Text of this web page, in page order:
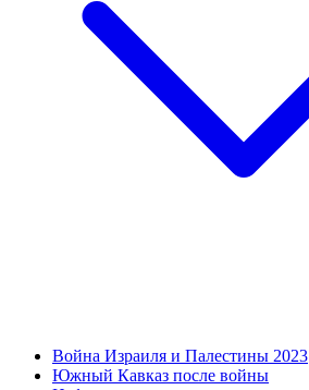
Война Израиля и Палестины 2023
Южный Кавказ после войны